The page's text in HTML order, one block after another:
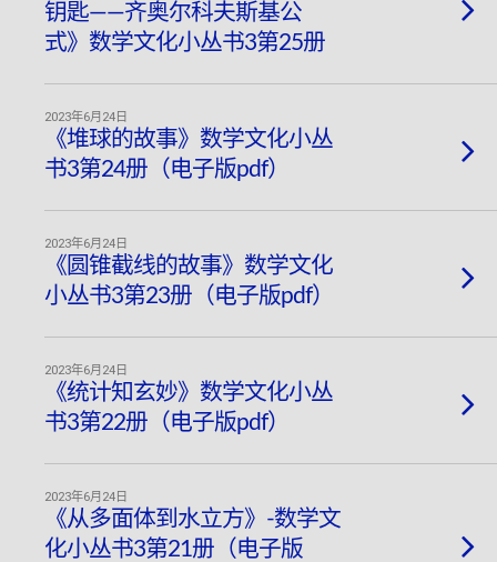
钥匙——齐奥尔科夫斯基公
式》数学文化小丛书3第25册
2023年6月24日
《堆球的故事》数学文化小丛
书3第24册（电子版pdf）
2023年6月24日
《圆锥截线的故事》数学文化
小丛书3第23册（电子版pdf）
2023年6月24日
《统计知玄妙》数学文化小丛
书3第22册（电子版pdf）
2023年6月24日
《从多面体到水立方》-数学文
化小丛书3第21册（电子版